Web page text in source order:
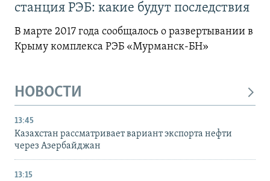
станция РЭБ: какие будут последствия
В марте 2017 года сообщалось о развертывании в
Крыму комплекса РЭБ «Мурманск-БН»
НОВОСТИ
13:45
Казахстан рассматривает вариант экспорта нефти
через Азербайджан
13:15